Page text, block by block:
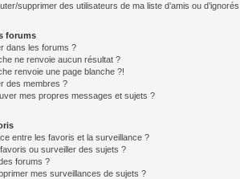
supprimer des utilisateurs de ma liste d’amis ou
forums
dans les forums ?
ne renvoie aucun résultat ?
renvoie une page blanche ?!
des membres ?
mes propres messages et sujets ?
entre les favoris et la surveillance ?
ou surveiller des sujets ?
forums ?
mes surveillances de sujets ?